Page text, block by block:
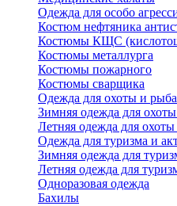
Одежда для особо
Костюм нефтяника
Костюмы КЩС
Костюмы металлурга
Костюмы пожарного
Костюмы сварщика
Одежда для охоты и
Зимняя одежда для
Летняя одежда для
Одежда для туризма и
Зимняя одежда для
Летняя одежда для
Одноразовая одежда
Бахилы